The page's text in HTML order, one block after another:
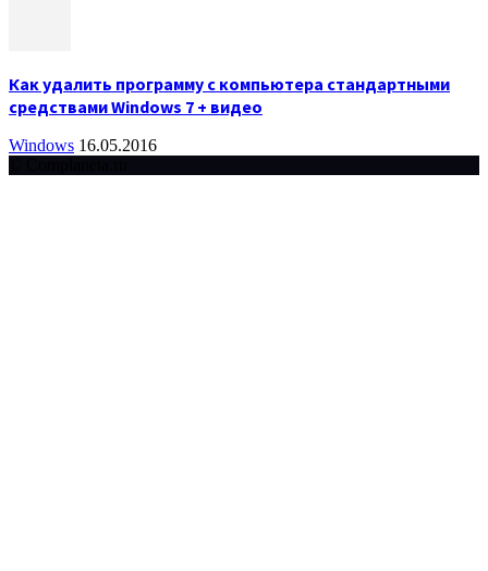
Как удалить программу с компьютера стандартными
средствами Windows 7 + видео
Windows 16.05.2016